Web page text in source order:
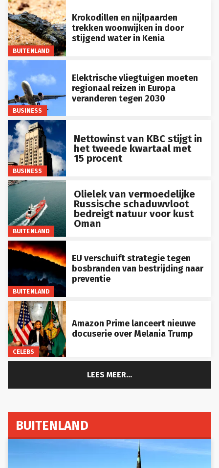
BUITENLAND
Krokodillen en nijlpaarden
trekken woonwijken in door
stijgend water in Kenia
BUSINESS
Elektrische vliegtuigen moeten
regionaal reizen in Europa
veranderen tegen 2030
BUSINESS
Nettowinst van KBC stijgt in
het tweede kwartaal met
15 procent
BUITENLAND
Olielek van vermoedelijke
Russische schaduwvloot
bedreigt natuur voor kust
Oman
BUITENLAND
EU verschuift strategie tegen
bosbranden van bestrijding naar
preventie
CELEBS
Amazon Prime lanceert nieuwe
docuserie over Melania Trump
LEES MEER...
BUITENLAND